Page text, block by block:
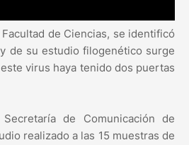
de Ciencias, se identificó
de su estudio filogenético surge
virus haya tenido dos puertas
de Comunicación de
realizado a las 15 muestras de